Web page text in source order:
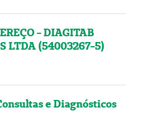
- DIAGITAB
LTDA (54003267-5)
e Diagnósticos